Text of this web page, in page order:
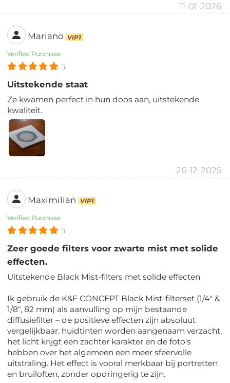
11-01-2026
Mariano VIP1
Verified Purchase
5
Uitstekende staat
Ze kwamen perfect in hun doos aan, uitstekende
kwaliteit.
26-12-2025
Maximilian VIP1
Verified Purchase
5
Zeer goede filters voor zwarte mist met solide
effecten.
Uitstekende Black Mist-filters met solide effecten
Ik gebruik de K&F CONCEPT Black Mist-filterset (1/4" &
1/8", 82 mm) als aanvulling op mijn bestaande
diffusiefilter – de positieve effecten zijn absoluut
vergelijkbaar: huidtinten worden aangenaam verzacht,
het licht krijgt een zachter karakter en de foto's
hebben over het algemeen een meer sfeervolle
uitstraling. Het effect is vooral merkbaar bij portretten
en bruiloften, zonder opdringerig te zijn.